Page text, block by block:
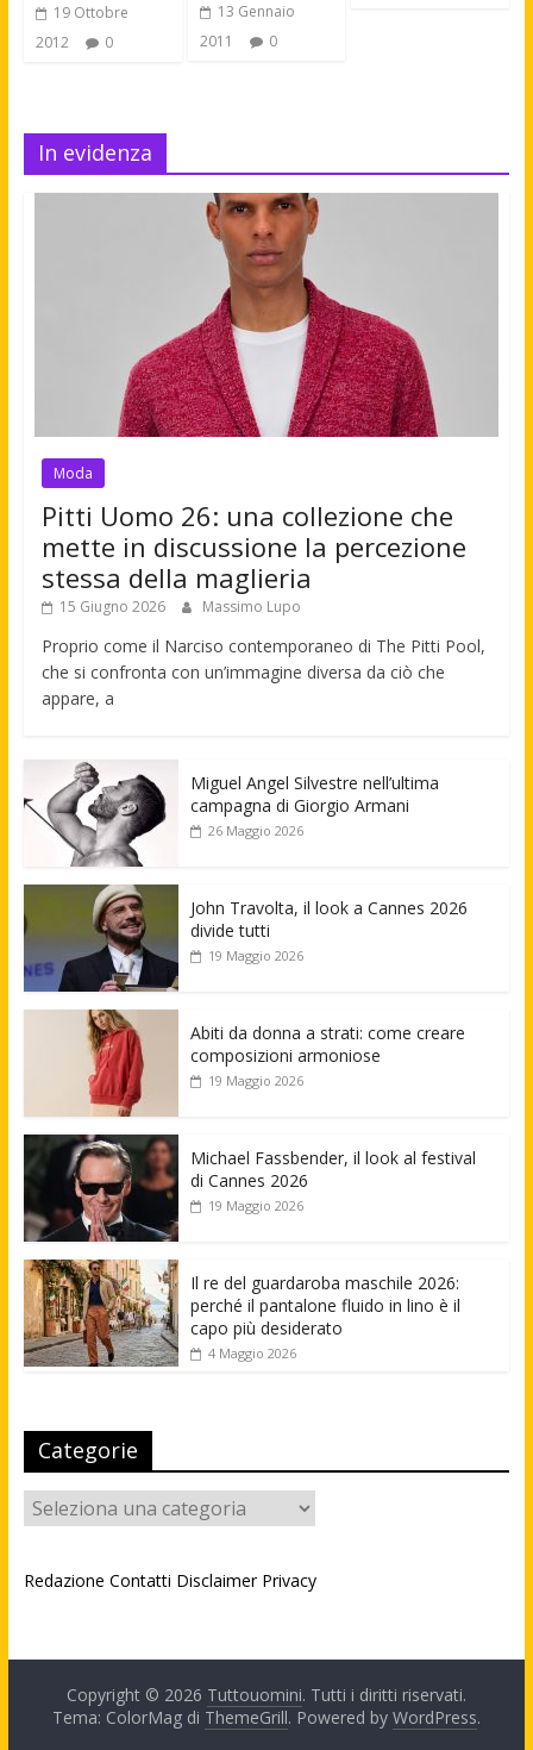
19 Ottobre
2012
0
13 Gennaio
2011
0
In evidenza
Moda
Pitti Uomo 26: una collezione che
mette in discussione la percezione
stessa della maglieria
15 Giugno 2026 Massimo Lupo
Proprio come il Narciso contemporaneo di The Pitti Pool,
che si confronta con un’immagine diversa da ciò che
appare, a
Miguel Angel Silvestre nell’ultima
campagna di Giorgio Armani
26 Maggio 2026
John Travolta, il look a Cannes 2026
divide tutti
19 Maggio 2026
Abiti da donna a strati: come creare
composizioni armoniose
19 Maggio 2026
Michael Fassbender, il look al festival
di Cannes 2026
19 Maggio 2026
Il re del guardaroba maschile 2026:
perché il pantalone fluido in lino è il
capo più desiderato
4 Maggio 2026
Categorie
Categorie
Redazione Contatti Disclaimer Privacy
Copyright © 2026 Tuttouomini. Tutti i diritti riservati.
Tema: ColorMag di ThemeGrill. Powered by WordPress.